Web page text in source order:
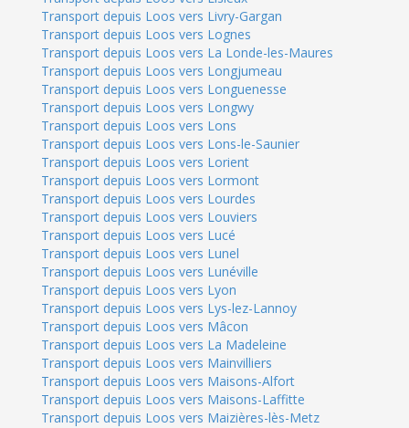
Transport depuis Loos vers Livry-Gargan
Transport depuis Loos vers Lognes
Transport depuis Loos vers La Londe-les-Maures
Transport depuis Loos vers Longjumeau
Transport depuis Loos vers Longuenesse
Transport depuis Loos vers Longwy
Transport depuis Loos vers Lons
Transport depuis Loos vers Lons-le-Saunier
Transport depuis Loos vers Lorient
Transport depuis Loos vers Lormont
Transport depuis Loos vers Lourdes
Transport depuis Loos vers Louviers
Transport depuis Loos vers Lucé
Transport depuis Loos vers Lunel
Transport depuis Loos vers Lunéville
Transport depuis Loos vers Lyon
Transport depuis Loos vers Lys-lez-Lannoy
Transport depuis Loos vers Mâcon
Transport depuis Loos vers La Madeleine
Transport depuis Loos vers Mainvilliers
Transport depuis Loos vers Maisons-Alfort
Transport depuis Loos vers Maisons-Laffitte
Transport depuis Loos vers Maizières-lès-Metz